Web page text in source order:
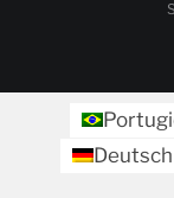
Deutsch